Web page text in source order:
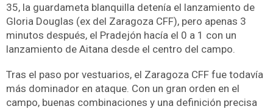
35, la guardameta blanquilla detenía el lanzamiento de
Gloria Douglas (ex del Zaragoza CFF), pero apenas 3
minutos después, el Pradejón hacía el 0 a 1 con un
lanzamiento de Aitana desde el centro del campo.
Tras el paso por vestuarios, el Zaragoza CFF fue todavía
más dominador en ataque. Con un gran orden en el
campo, buenas combinaciones y una definición precisa